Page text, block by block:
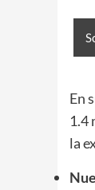
En
1.4
la